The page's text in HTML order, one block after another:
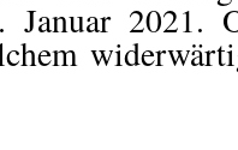
Januar 2021.